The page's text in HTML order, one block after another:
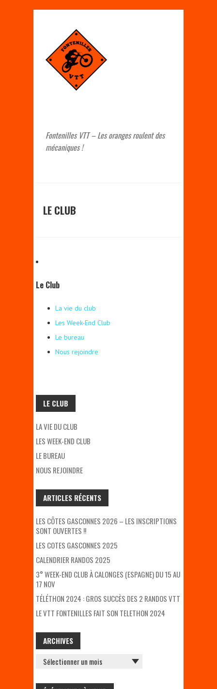
Fontenilles VTT – Les oranges roulent des
mécaniques !
LE CLUB
Le Club
La vie du club
Les Week-End Club
Le bureau
Nous rejoindre
LE CLUB
LA VIE DU CLUB
LES WEEK-END CLUB
LE BUREAU
NOUS REJOINDRE
ARTICLES RÉCENTS
LES CÔTES GASCONNES 2026 – LES INSCRIPTIONS
SONT OUVERTES !!
LES COTES GASCONNES 2025
CALENDRIER RANDOS 2025
3° WEEK-END CLUB À CALONGES (ESPAGNE) DU 15 AU
17 NOV
TÉLÉTHON 2024 : GROS SUCCÈS DES 2 RANDOS VTT
LE VTT FONTENILLES FAIT SON TELETHON 2024
ARCHIVES
ARCHIVES